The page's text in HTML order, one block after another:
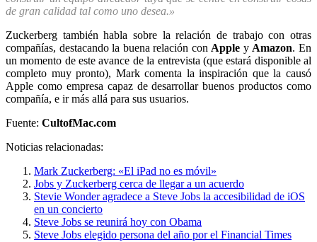
de gran calidad tal como uno desea.»
Zuckerberg también habla sobre la relación de trabajo con otras
compañías, destacando la buena relación con Apple y Amazon. En
un momento de este avance de la entrevista (que estará disponible al
completo muy pronto), Mark comenta la inspiración que la causó
Apple como empresa capaz de desarrollar buenos productos como
compañía, e ir más allá para sus usuarios.
Fuente: CultofMac.com
Noticias relacionadas:
Mark Zuckerberg: «El iPad no es móvil»
Jobs y Zuckerberg cerca de llegar a un acuerdo
Stevie Wonder agradece a Steve Jobs la accesibilidad de iOS
en un concierto
Steve Jobs se reunirá hoy con Obama
Steve Jobs elegido persona del año por el Financial Times